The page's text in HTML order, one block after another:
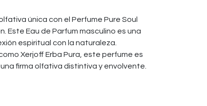
única con el Perfume Pure Soul
Este Eau de Parfum masculino es una
espiritual con la naturaleza.
Xerjoff Erba Pura, este perfume es
firma olfativa distintiva y envolvente.